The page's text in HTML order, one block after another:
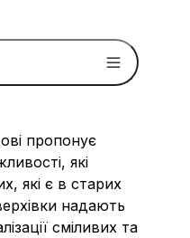
пропонує
які
які є в старих
надають
сміливих та